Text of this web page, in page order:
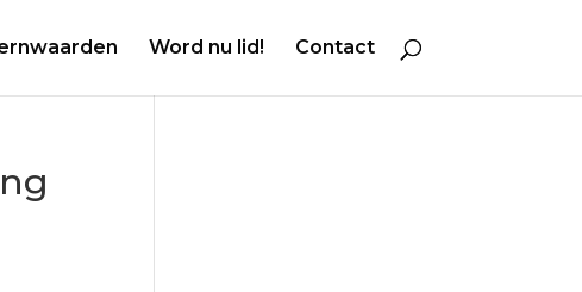
Word nu lid! Contact